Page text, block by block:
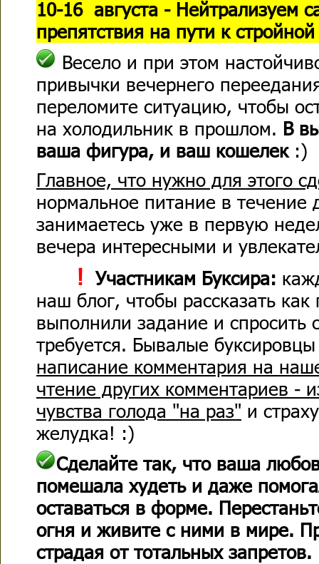
10-16 августа - Нейтрализуем
препятствия на пути к
Весело и при этом
привычки вечернего
переломите ситуацию, чтобы
на холодильник в прошлом. В
ваша фигура, и ваш кошелек:)
Главное, что нужно для этого
нормальное питание в течение
занимаетесь уже в первую
вечера интересными и
! Участникам Буксира:
наш блог, чтобы рассказать
выполнили задание и спросить
требуется. Бывалые
написание комментария на
чтение других комментариев -
чувства голода "на раз" и
желудка! :)
Сделайте так, что ваша
помешала худеть и даже
оставаться в форме.
огня и живите с ними в мире.
страдая от тотальных запретов.